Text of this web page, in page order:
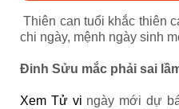
Thiên can tuổi khắc thiên
chi ngày, mệnh ngày sinh
Đinh Sửu mắc phải sai
Xem Tử vi ngày mới dự